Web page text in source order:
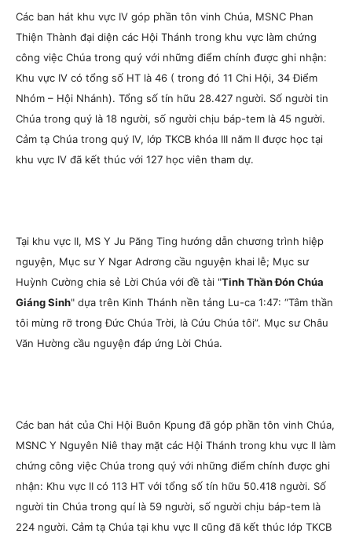
Các ban hát khu vực IV góp phần tôn vinh Chúa, MSNC Phan
Thiện Thành đại diện các Hội Thánh trong khu vực làm chứng
công việc Chúa trong quý với những điểm chính được ghi nhận:
Khu vực IV có tổng số HT là 46 ( trong đó 11 Chi Hội, 34 Điểm
Nhóm – Hội Nhánh). Tổng số tín hữu 28.427 người. Số người tin
Chúa trong quý là 18 người, số người chịu báp-tem là 45 người.
Cảm tạ Chúa trong quý IV, lớp TKCB khóa III năm II được học tại
khu vực IV đã kết thúc với 127 học viên tham dự.
Tại khu vực II, MS Y Ju Păng Ting hướng dẫn chương trình hiệp
nguyện, Mục sư Y Ngar Adrơng cầu nguyện khai lễ; Mục sư
Huỳnh Cường chia sẻ Lời Chúa với đề tài "Tinh Thần Đón Chúa
Giáng Sinh" dựa trên Kinh Thánh nền tảng Lu-ca 1:47: “Tâm thần
tôi mừng rỡ trong Đức Chúa Trời, là Cứu Chúa tôi”. Mục sư Châu
Văn Hường cầu nguyện đáp ứng Lời Chúa.
Các ban hát của Chi Hội Buôn Kpung đã góp phần tôn vinh Chúa,
MSNC Y Nguyên Niê thay mặt các Hội Thánh trong khu vực II làm
chứng công việc Chúa trong quý với những điểm chính được ghi
nhận: Khu vực II có 113 HT với tổng số tín hữu 50.418 người. Số
người tin Chúa trong quí là 59 người, số người chịu báp-tem là
224 người. Cảm tạ Chúa tại khu vực II cũng đã kết thúc lớp TKCB